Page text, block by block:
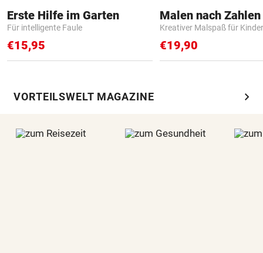
Erste Hilfe im Garten
Für intelligente Faule
€15,95
Kreativer Malspaß für Kinder
€19,90
VORTEILSWELT MAGAZINE chevron_right